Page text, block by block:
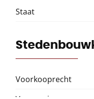
Staat
Voorkooprecht